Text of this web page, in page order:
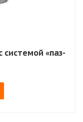
системой «паз-